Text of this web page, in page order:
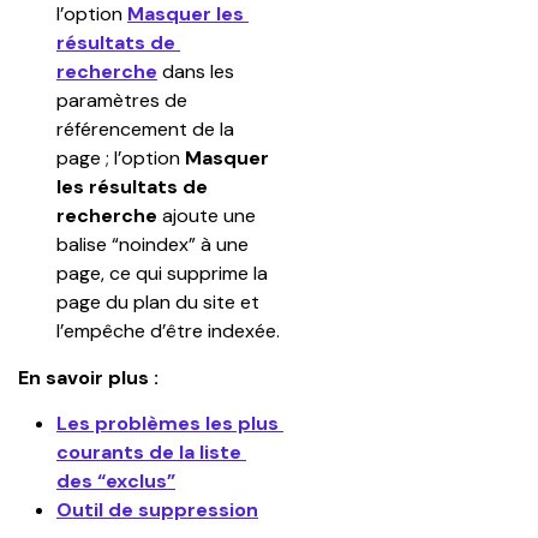
l’option Masquer les
résultats de
recherche dans les
paramètres de
référencement de la
page ; l’option Masquer
les résultats de
recherche ajoute une
balise “noindex” à une
page, ce qui supprime la
page du plan du site et
l’empêche d’être indexée.
En savoir plus :
Les problèmes les plus
courants de la liste
des “exclus”
Outil de suppression